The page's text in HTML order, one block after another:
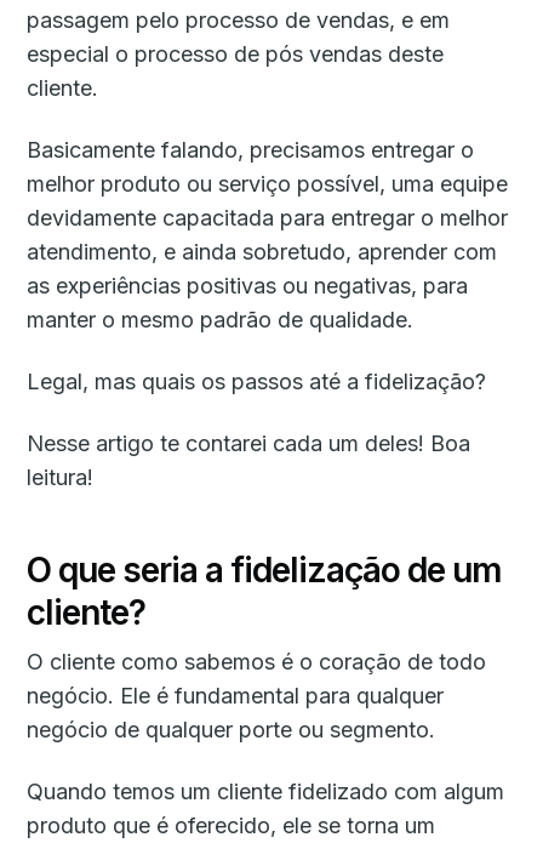
passagem pelo processo de vendas, e em
especial o processo de pós vendas deste
cliente.
Basicamente falando, precisamos entregar o
melhor produto ou serviço possível, uma equipe
devidamente capacitada para entregar o melhor
atendimento, e ainda sobretudo, aprender com
as experiências positivas ou negativas, para
manter o mesmo padrão de qualidade.
Legal, mas quais os passos até a fidelização?
Nesse artigo te contarei cada um deles! Boa
leitura!
O que seria a fidelização de um
cliente?
O cliente como sabemos é o coração de todo
negócio. Ele é fundamental para qualquer
negócio de qualquer porte ou segmento.
Quando temos um cliente fidelizado com algum
produto que é oferecido, ele se torna um